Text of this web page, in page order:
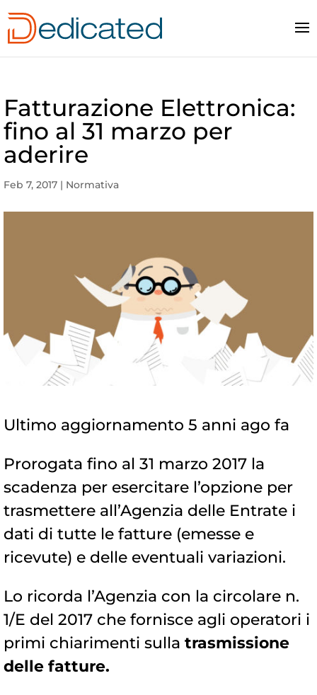
Fatturazione Elettronica:
fino al 31 marzo per
aderire
Feb 7, 2017 | Normativa
Ultimo aggiornamento 5 anni ago fa
Prorogata fino al 31 marzo 2017 la
scadenza per esercitare l’opzione per
trasmettere all’Agenzia delle Entrate i
dati di tutte le fatture (emesse e
ricevute) e delle eventuali variazioni.
Lo ricorda l’Agenzia con la circolare n.
1/E del 2017 che fornisce agli operatori i
primi chiarimenti sulla trasmissione
delle fatture.